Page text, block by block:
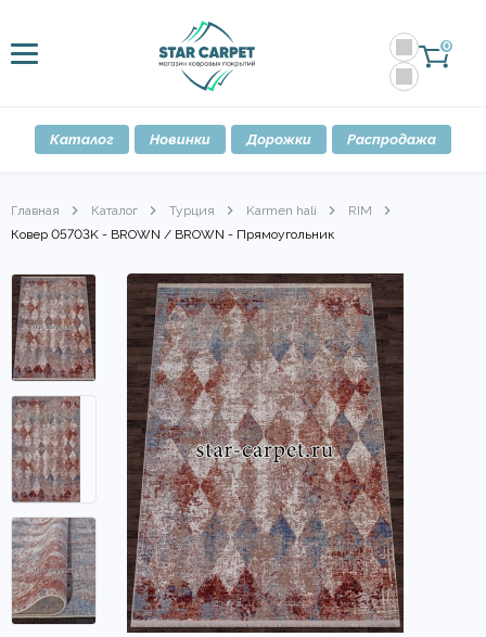
0
Каталог Новинки Дорожки Распродажа
Главная Каталог Турция Karmen hali
RIM
Ковер 05703K - BROWN / BROWN - Прямоугольник